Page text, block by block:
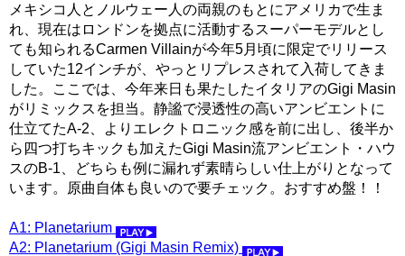
メキシコ人とノルウェー人の両親のもとにアメリカで生ま
れ、現在はロンドンを拠点に活動するスーパーモデルとし
ても知られるCarmen Villainが今年5月頃に限定でリリース
していた12インチが、やっとリプレスされて入荷してきま
した。ここでは、今年来日も果たしたイタリアのGigi Masin
がリミックスを担当。静謐で浸透性の高いアンビエントに
仕立てたA-2、よりエレクトロニック感を前に出し、後半か
ら四つ打ちキックも加えたGigi Masin流アンビエント・ハウ
スのB-1、どちらも例に漏れず素晴らしい仕上がりとなって
います。原曲自体も良いので要チェック。おすすめ盤！！
A1: Planetarium
A2: Planetarium (Gigi Masin Remix)